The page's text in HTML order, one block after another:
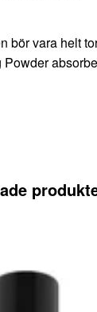
bör vara helt